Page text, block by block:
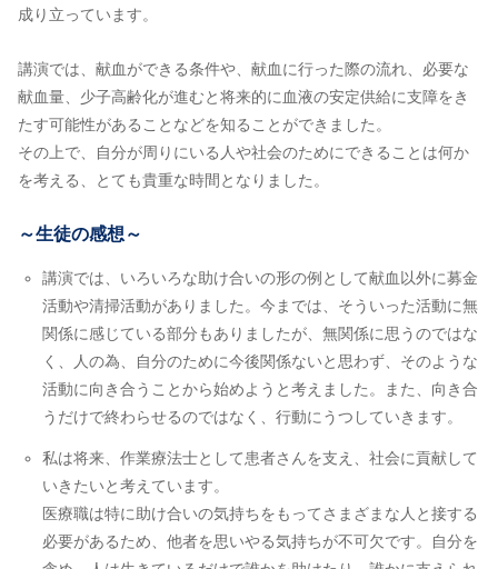
成り立っています。
講演では、献血ができる条件や、献血に行った際の流れ、必要な
献血量、少子高齢化が進むと将来的に血液の安定供給に支障をき
たす可能性があることなどを知ることができました。
その上で、自分が周りにいる人や社会のためにできることは何か
を考える、とても貴重な時間となりました。
～生徒の感想～
講演では、いろいろな助け合いの形の例として献血以外に募金
活動や清掃活動がありました。今までは、そういった活動に無
関係に感じている部分もありましたが、無関係に思うのではな
く、人の為、自分のために今後関係ないと思わず、そのような
活動に向き合うことから始めようと考えました。また、向き合
うだけで終わらせるのではなく、行動にうつしていきます。
私は将来、作業療法士として患者さんを支え、社会に貢献して
いきたいと考えています。
医療職は特に助け合いの気持ちをもってさまざまな人と接する
必要があるため、他者を思いやる気持ちが不可欠です。自分を